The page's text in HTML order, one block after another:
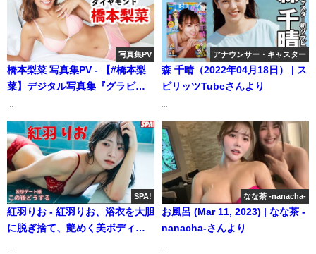
写真集PV
橋本梨菜 写真集PV - 【#橋本梨
菜】デジタル写真集『グラビア
―Rina Hashimoto（2024年03
月06日） | 週プレChannel【集
英社 週刊プレイボーイ公式】さ
んより
アナウンサー・キャスター
森 千晴（2022年04月18日） | ス
ピリッツTubeさんより
SPA!
紅羽りお - 紅羽りお、浴衣を大胆
に脱ぎ捨て、艶めく美ボディに
なな茶 -nanacha-
お風呂 (Mar 11, 2023) | なな茶 -
nanacha-さんより